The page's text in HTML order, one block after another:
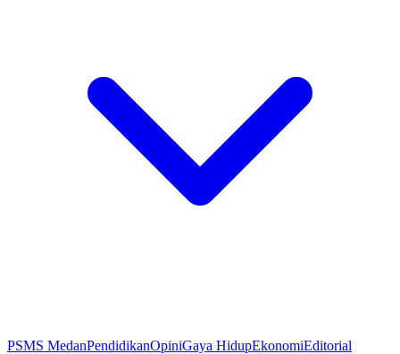
PSMS MedanPendidikanOpiniGaya HidupEkonomiEditorial